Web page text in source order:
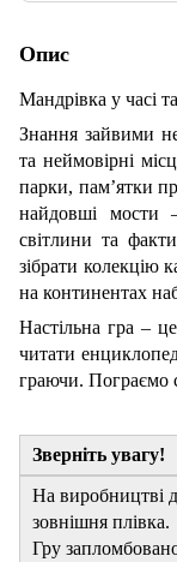
Опис
Мандрівка у часі
Знання зайвими
та неймовірні
парки, пам’ятки
найдовші
світлини та
зібрати колекцію
на континентах
Настільна гра –
читати
граючи. Пограємо
Зверніть увагу!
На виробництві
зовнішня плівка.
Гру